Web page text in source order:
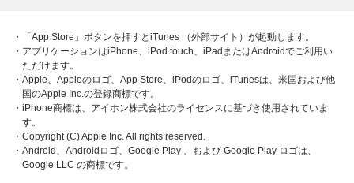
・「App Store」ボタンを押すとiTunes （外部サイト）が起動します。
・アプリケーションはiPhone、iPod touch、iPadまたはAndroidでご利用い
ただけます。
・Apple、Appleのロゴ、App Store、iPodのロゴ、iTunesは、米国および他
国のApple Inc.の登録商標です。
・iPhone商標は、アイホン株式会社のライセンスに基づき使用されていま
す。
・Copyright (C) Apple Inc. All rights reserved.
・Android、Androidロゴ、Google Play 、および Google Play ロゴは、
Google LLC の商標です。